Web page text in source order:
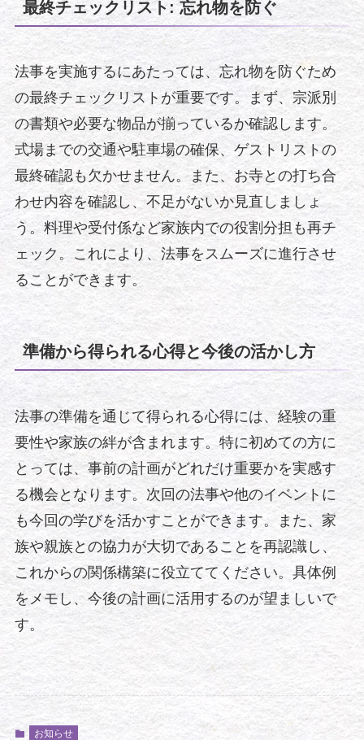
最終チェックリスト: 忘れ物を防ぐ
法事を実施するにあたっては、忘れ物を防ぐため
の最終チェックリストが重要です。まず、宗派別
の書類や必要な物品が揃っているか確認します。
式場までの交通や駐車場の確保、ゲストリストの
最終確認も欠かせません。また、お寺との打ち合
わせ内容を確認し、不足がないか見直しましょ
う。料理や受付係など家族内での役割分担も再チ
ェック。これにより、法事をスムーズに進行させ
ることができます。
準備から得られる心得と今後の活かし方
法事の準備を通じて得られる心得には、経験の重
要性や家族の絆が含まれます。特に初めての方に
とっては、事前の計画がどれだけ重要かを実感す
る機会となります。次回の法事や他のイベントに
も今回の学びを活かすことができます。また、家
族や親族との協力が大切であることを再認識し、
これからの関係構築に役立ててください。具体例
をメモし、今後の計画に活用するのが望ましいで
す。
お知らせ